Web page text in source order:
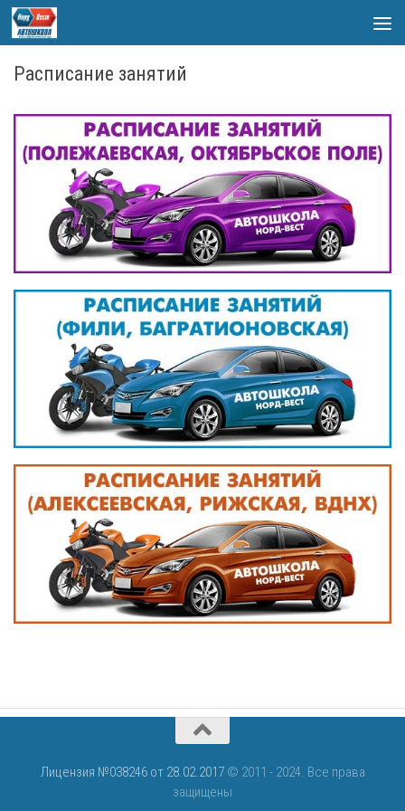
Skip to content
Расписание занятий
Лицензия №038246 от 28.02.2017© 2011 - 2024. Все права
защищены